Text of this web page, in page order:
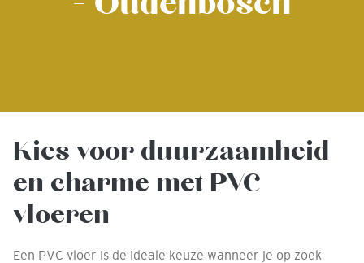
Kies voor duurzaamheid
en charme met PVC
vloeren
Een PVC vloer is de ideale keuze wanneer je op zoek